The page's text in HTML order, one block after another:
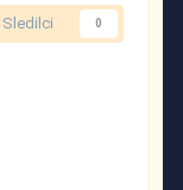
Sledilci 0